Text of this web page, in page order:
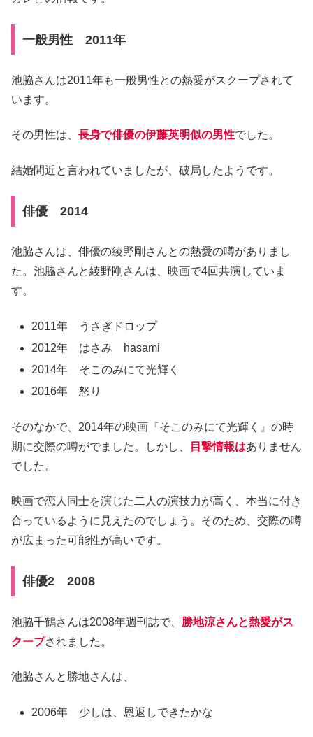
一般男性 2011年
池脇さんは2011年も一般男性との熱愛がスクープされて
います。
その男性は、 長身で俳優の伊藤英明似の男性でした。
結婚間近と言われていましたが、破局したようです。
俳優 2014
池脇さんは、俳優の綾野剛さんとの熱愛の噂がありまし
た。池脇さんと綾野剛さんは、映画で4回共演していま
す。
2011年 うさぎドロップ
2012年 はさみ hasami
2014年 そこのみにて光輝く
2016年 怒り
そのなかで、2014年の映画『そこのみにて光輝く』の時
期に交際の噂がでました。しかし、
目撃情報はありません
でした。
映画で恋人同士を演じた二人の演技力が高く、本当に付き
合っているように見えたのでしょう。そのため、交際の噂
が広まった可能性が高いです。
俳優2 2008
池脇千鶴さんは2008年週刊誌で、 勝地涼さんと熱愛がス
クープされました。
池脇さんと勝地さんは、
2006年 少しは、恩返しできたかな